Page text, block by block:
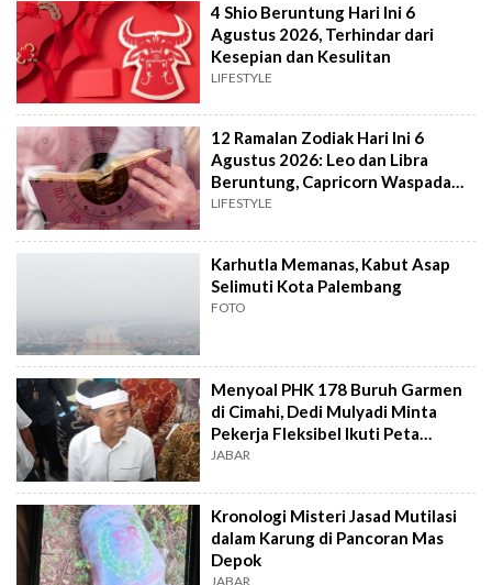
4 Shio Beruntung Hari Ini 6
Agustus 2026, Terhindar dari
Kesepian dan Kesulitan
LIFESTYLE
12 Ramalan Zodiak Hari Ini 6
Agustus 2026: Leo dan Libra
Beruntung, Capricorn Waspada
Konflik
LIFESTYLE
Karhutla Memanas, Kabut Asap
Selimuti Kota Palembang
FOTO
Menyoal PHK 178 Buruh Garmen
di Cimahi, Dedi Mulyadi Minta
Pekerja Fleksibel Ikuti Peta
Industri
JABAR
Kronologi Misteri Jasad Mutilasi
dalam Karung di Pancoran Mas
Depok
JABAR